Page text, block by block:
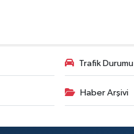
Trafik Durumu
Haber Arşivi